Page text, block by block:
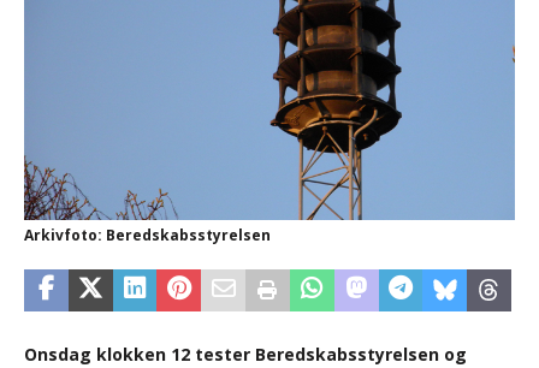
Arkivfoto: Beredskabsstyrelsen
Onsdag klokken 12 tester Beredskabsstyrelsen og